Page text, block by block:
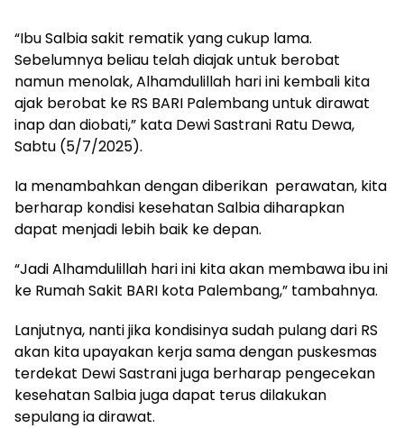
“Ibu Salbia sakit rematik yang cukup lama.
Sebelumnya beliau telah diajak untuk berobat
namun menolak, Alhamdulillah hari ini kembali kita
ajak berobat ke RS BARI Palembang untuk dirawat
inap dan diobati,” kata Dewi Sastrani Ratu Dewa,
Sabtu (5/7/2025).
Ia menambahkan dengan diberikan perawatan, kita
berharap kondisi kesehatan Salbia diharapkan
dapat menjadi lebih baik ke depan.
“Jadi Alhamdulillah hari ini kita akan membawa ibu ini
ke Rumah Sakit BARI kota Palembang,” tambahnya.
Lanjutnya, nanti jika kondisinya sudah pulang dari RS
akan kita upayakan kerja sama dengan puskesmas
terdekat Dewi Sastrani juga berharap pengecekan
kesehatan Salbia juga dapat terus dilakukan
sepulang ia dirawat.